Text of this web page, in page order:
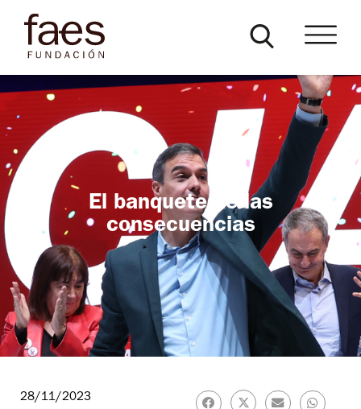
El banquete de las
consecuencias
28/11/2023